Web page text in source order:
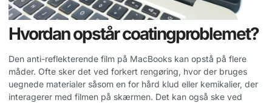
Hvordan opstår coatingproblemet?
Den anti-reflekterende film på MacBooks kan opstå på flere
måder. Ofte sker det ved forkert rengøring, hvor der bruges
uegnede materialer såsom en for hård klud eller kemikalier, der
interagerer med filmen på skærmen. Det kan også ske ved